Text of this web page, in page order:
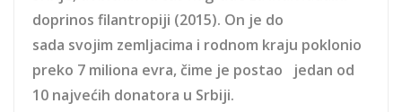
doprinos filantropiji (2015). On je do
sada svojim zemljacima i rodnom kraju poklonio
preko 7 miliona evra, čime je postao jedan od
10 najvećih donatora u Srbiji.